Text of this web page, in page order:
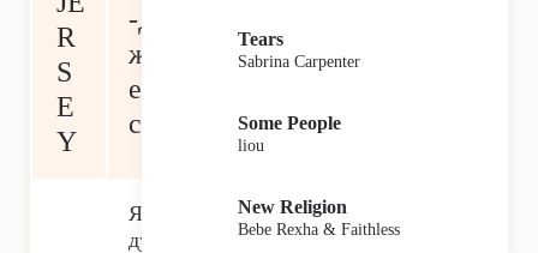
R
S
E
Y
-Д
ж
ер
си
Я
ду
Tears
Sabrina Carpenter
Some People
liou
New Religion
Bebe Rexha & Faithless